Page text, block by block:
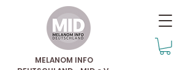
MELANOM INFO